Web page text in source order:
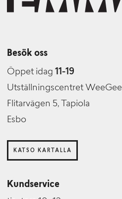
Besök oss
Öppet idag 11-19
Utställningscentret WeeGee
Flitarvägen 5, Tapiola
Esbo
KATSO KARTALLA
Kundservice